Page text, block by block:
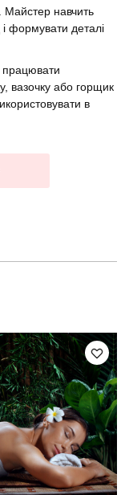
Майстер навчить
формувати деталі
працювати
вазочку або горщик
в